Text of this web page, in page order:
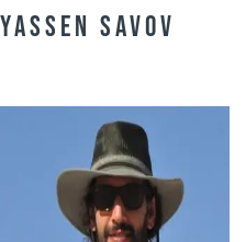
Yassen Savov